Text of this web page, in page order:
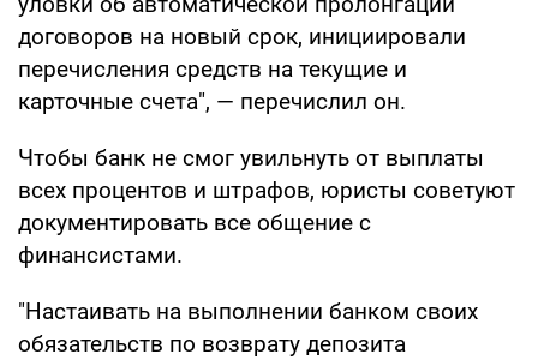
договоров на новый срок, инициировали
перечисления средств на текущие и
карточные счета", — перечислил он.
Чтобы банк не смог увильнуть от выплаты
всех процентов и штрафов, юристы советуют
документировать все общение с
финансистами.
"Настаивать на выполнении банком своих
обязательств по возврату депозита